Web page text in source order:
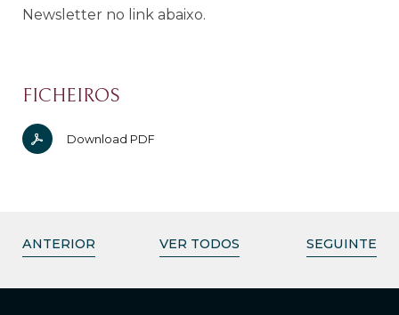
Newsletter no link abaixo.
FICHEIROS
Download PDF
ANTERIOR VER TODOS SEGUINTE